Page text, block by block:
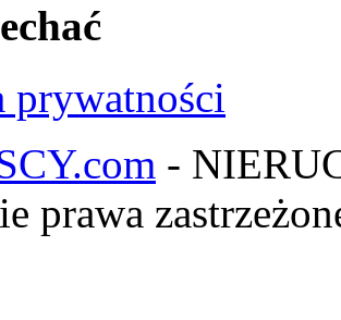
prywatności
-
prawa